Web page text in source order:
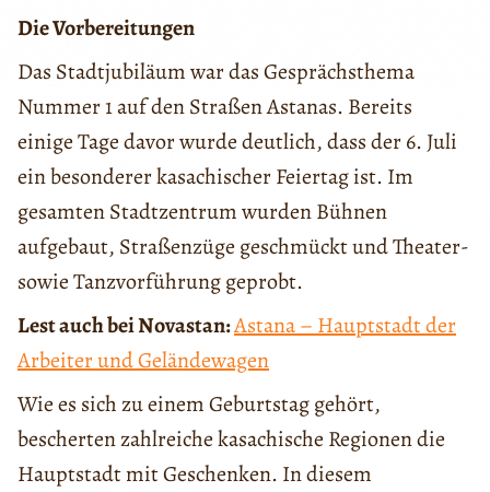
Die Vorbereitungen
Das Stadtjubiläum war das Gesprächsthema
Nummer 1 auf den Straßen Astanas. Bereits
einige Tage davor wurde deutlich, dass der 6. Juli
ein besonderer kasachischer Feiertag ist. Im
gesamten Stadtzentrum wurden Bühnen
aufgebaut, Straßenzüge geschmückt und Theater-
sowie Tanzvorführung geprobt.
Lest auch bei Novastan:Astana – Hauptstadt der
Arbeiter und Geländewagen
Wie es sich zu einem Geburtstag gehört,
bescherten zahlreiche kasachische Regionen die
Hauptstadt mit Geschenken. In diesem